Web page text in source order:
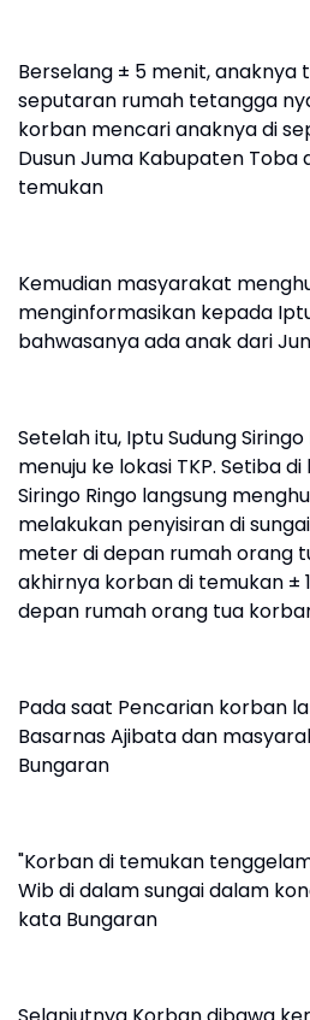
Berselang ± 5 menit, anaknya
seputaran rumah tetangga
korban mencari anaknya di
Dusun Juma Kabupaten Toba
temukan
Kemudian masyarakat
menginformasikan kepada
bahwasanya ada anak dari
Setelah itu, Iptu Sudung
menuju ke lokasi TKP. Setiba di
Siringo Ringo langsung
melakukan penyisiran di
meter di depan rumah orang
akhirnya korban di temukan ±
depan rumah orang tua
Pada saat Pencarian korban
Basarnas Ajibata dan
Bungaran
"Korban di temukan
Wib di dalam sungai dalam
kata Bungaran